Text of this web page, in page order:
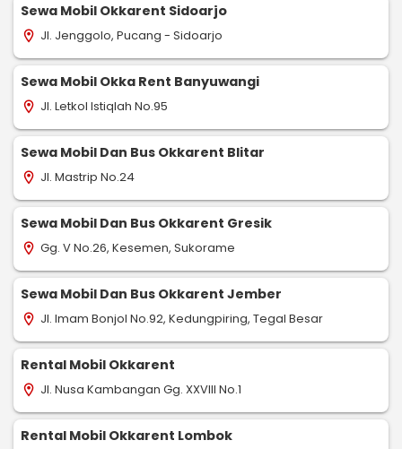
Sewa Mobil Okkarent Sidoarjo
location_on Jl. Jenggolo, Pucang - Sidoarjo
Sewa Mobil Okka Rent Banyuwangi
location_on Jl. Letkol Istiqlah No.95
Sewa Mobil Dan Bus Okkarent Blitar
location_on Jl. Mastrip No.24
Sewa Mobil Dan Bus Okkarent Gresik
location_on Gg. V No.26, Kesemen, Sukorame
Sewa Mobil Dan Bus Okkarent Jember
location_on Jl. Imam Bonjol No.92, Kedungpiring, Tegal Besar
Rental Mobil Okkarent
location_on Jl. Nusa Kambangan Gg. XXVIII No.1
Rental Mobil Okkarent Lombok